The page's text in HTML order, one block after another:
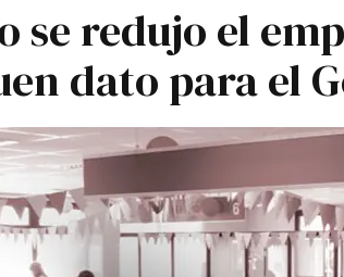
se redujo el
dato para el